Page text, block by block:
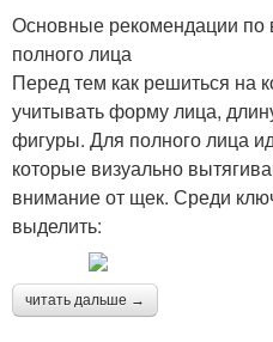
Основные рекомендации по
полного лица
Перед тем как решиться на
учитывать форму лица,
фигуры. Для полного лица
которые визуально
внимание от щек. Среди
выделить:
читать дальше →